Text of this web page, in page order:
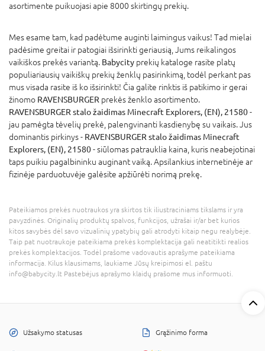
asortimente puikuojasi apie 8000 skirtingų prekių.
Mes esame tam, kad padėtume auginti laimingus vaikus! Tad mielai
padėsime greitai ir patogiai išsirinkti geriausią, Jums reikalingos
vaikiškos prekės variantą. Babycity prekių kataloge rasite platų
populiariausių vaikiškų prekių ženklų pasirinkimą, todėl perkant pas
mus visada rasite iš ko išsirinkti! Čia galite rinktis iš patikimo ir gerai
žinomo RAVENSBURGER prekės ženklo asortimento.
RAVENSBURGER stalo žaidimas Minecraft Explorers, (EN), 21580-
jau pamėgta tėvelių prekė, palengvinanti kasdienybę su vaikais. Jus
dominantis pirkinys - RAVENSBURGER stalo žaidimas Minecraft
Explorers, (EN), 21580- siūlomas patrauklia kaina, kuris neabejotinai
taps puikiu pagalbininku auginant vaiką. Apsilankius internetinėje ar
fizinėje parduotuvėje galėsite apžiūrėti norimą prekę.
Pateikiamos prekės nuotraukos yra skirtos tik iliustraciniams tikslams ir yra
pavyzdinės. Originalių produktų spalvos, funkcijos, užrašai ir/ar bet kurios
kitos savybės dėl savo vizualinių ypatybių gali atrodyti kitaip negu realybėje.
Taip pat nuotraukoje pateikiama prekės komplektacija gali neatitikti realios
prekės komplektacijos. Todėl prašome vadovautis aprašyme pateikiama
informacija. Kilus klausimams, laukiame Jūsų kreipimosi el. paštu
info@babycity.lt Pastebėjus aprašymo klaidų prašome mus informuoti.
Užsakymo statusas Grąžinimo forma